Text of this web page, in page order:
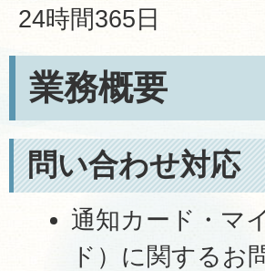
24時間365日
業務概要
問い合わせ対応
通知カード・マ
ド）に関するお